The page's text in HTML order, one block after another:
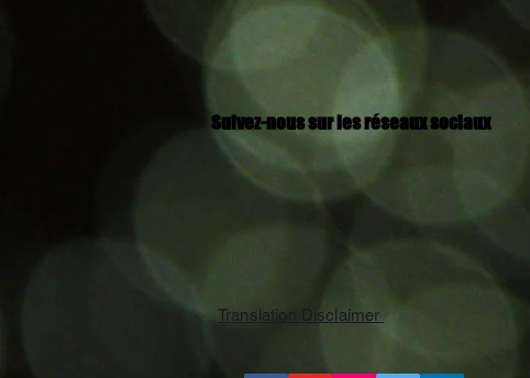
Suivez-nous sur les réseaux sociaux
Translation Disclaimer